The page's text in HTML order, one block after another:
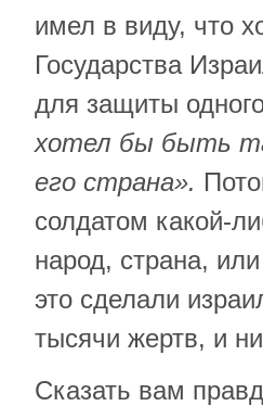
имел в виду, что
Государства
для защиты
хотел бы быть
его страна».
солдатом какой-
народ, страна, или
это сделали
тысячи жертв, и
Сказать вам